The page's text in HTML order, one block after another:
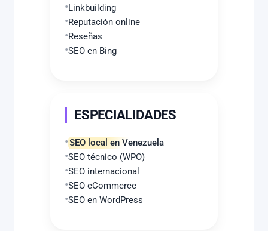
Linkbuilding
Reputación online
Reseñas
SEO en Bing
ESPECIALIDADES
SEO local en Venezuela
SEO técnico (WPO)
SEO internacional
SEO eCommerce
SEO en WordPress